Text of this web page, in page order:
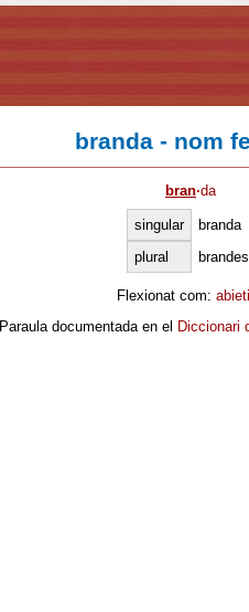
branda - nom
bran·da
singular
branda
plural
brandes
Flexionat com:
Paraula documentada en el Diccionari